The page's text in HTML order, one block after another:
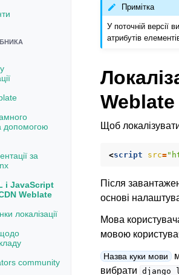
допомогою
за
і JavaScript
Weblate
локалізації
community
Примітка
У поточній версії
атрибутів
Weblate
Щоб
<script src=
Після
основі
Мова
мовою
Назва куки мови
вибрати